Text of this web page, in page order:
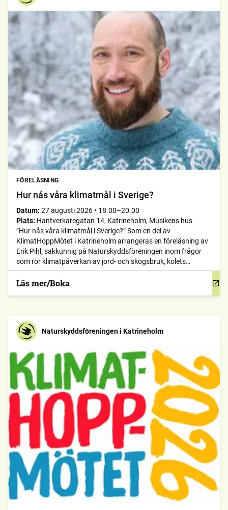
FÖRELÄSNING
Hur nås våra klimatmål i Sverige?
Datum: 27 augusti 2026 • 18.00–20.00
Plats: Hantverkaregatan 14, Katrineholm, Musikens hus
”Hur nås våra klimatmål i Sverige?” Som en del av
KlimatHoppMötet i Katrineholm arrangeras en föreläsning av
Erik Pihl, sakkunnig på Naturskyddsföreningen inom frågor
som rör klimatpåverkan av jord- och skogsbruk, kolets
kretslopp i skog och mark, samt den biobaserade ekonomin.
Erik har bakgrund som forskare inom energi och klimat, bland
Läs mer/Boka
Naturskyddsföreningen i Katrineholm